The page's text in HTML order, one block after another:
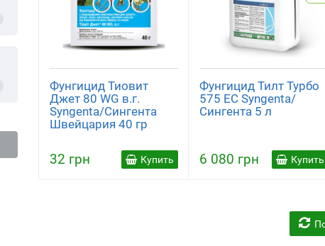
Фунгицид Тиовит
Джет 80 WG в.г.
Syngenta/Сингента
Швейцария 40 гр
32 грн Купить
Фунгицид Тилт Турбо
575 ЕС Syngenta/
Сингента 5 л
6 080 грн Купить